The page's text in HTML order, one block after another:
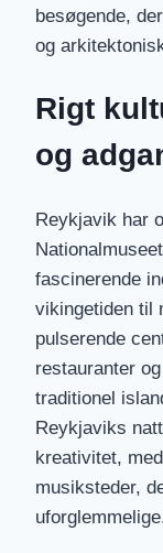
besøgende,
og
Rigt
og
Reykjavik har
fascinerende
vikingetiden til
pulserende
restauranter
traditionel
Reykjaviks
kreativitet,
musiksteder,